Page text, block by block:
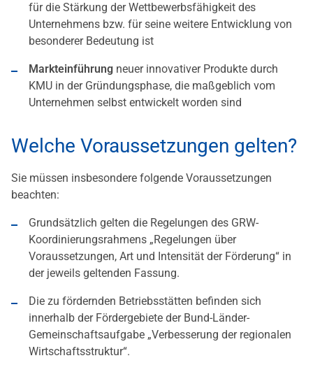
für die Stärkung der Wettbewerbsfähigkeit des
Unternehmens bzw. für seine weitere Entwicklung von
besonderer Bedeutung ist
Markteinführung neuer innovativer Produkte durch
KMU in der Gründungsphase, die maßgeblich vom
Unternehmen selbst entwickelt worden sind
Welche Voraussetzungen gelten?
Sie müssen insbesondere folgende Voraussetzungen
beachten:
Grundsätzlich gelten die Regelungen des GRW-
Koordinierungsrahmens „Regelungen über
Voraussetzungen, Art und Intensität der Förderung“ in
der jeweils geltenden Fassung.
Die zu fördernden Betriebsstätten befinden sich
innerhalb der Fördergebiete der Bund-Länder-
Gemeinschaftsaufgabe „Verbesserung der regionalen
Wirtschaftsstruktur“.